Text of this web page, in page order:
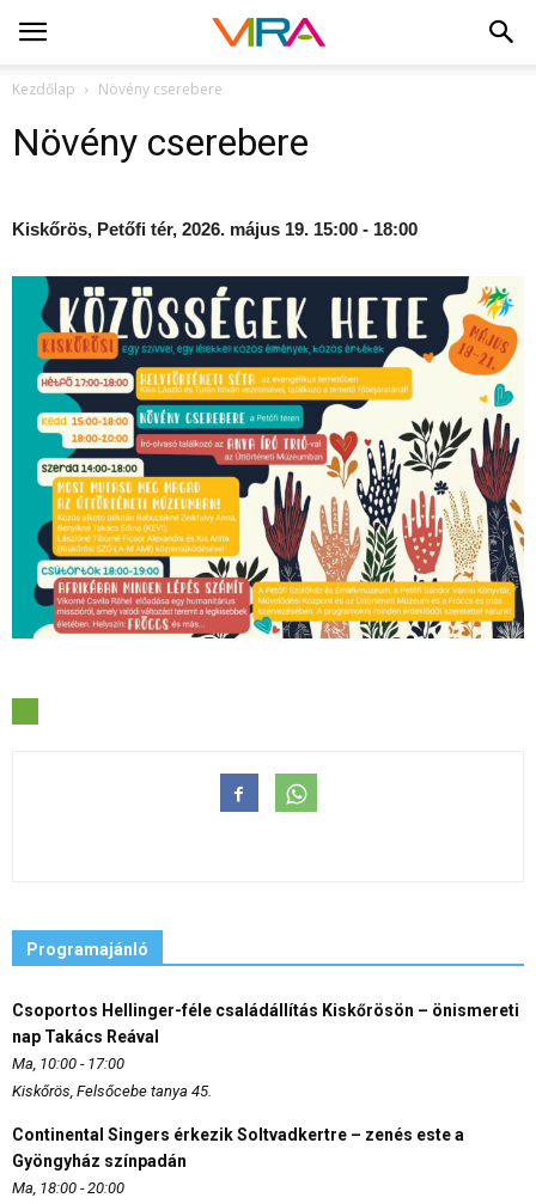
Kezdőlap Növény cserebere
Növény cserebere
Kiskőrös, Petőfi tér, 2026. május 19. 15:00 - 18:00
Programajánló
Csoportos Hellinger-féle családállítás Kiskőrösön – önismereti
nap Takács Reával
Ma, 10:00 - 17:00
Kiskőrös, Felsőcebe tanya 45.
Continental Singers érkezik Soltvadkertre – zenés este a
Gyöngyház színpadán
Ma, 18:00 - 20:00